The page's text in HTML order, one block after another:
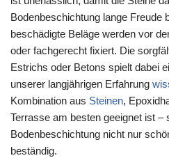
Bodenbeschichtung lange Freude
beschädigte Beläge werden vor
oder fachgerecht fixiert. Die
Estrichs oder Betons spielt dabei
unserer langjährigen Erfahrung
Kombination aus Steinen,
Terrasse am besten geeignet ist –
Bodenbeschichtung nicht nur
beständig.